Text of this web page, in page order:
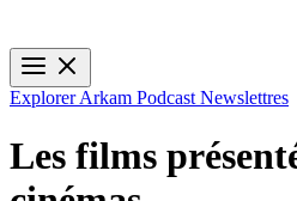
ExplorerArkam Podcast Newslettres
Les films